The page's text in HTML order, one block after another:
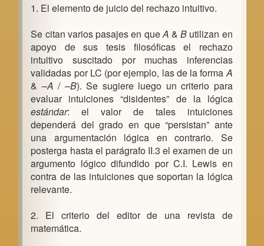
1. El elemento de juicio del rechazo intuitivo.
Se citan varios pasajes en queA &B utilizan en
apoyo de sus tesis filosóficas el rechazo
intuitivo suscitado por muchas inferencias
validadas por LC (por ejemplo, las de la formaA
& –A / –B). Se sugiere luego un criterio para
evaluar intuiciones “disidentes” de la lógica
estándar: el valor de tales intuiciones
dependerá del grado en que “persistan” ante
una argumentación lógica en contrario. Se
posterga hasta el parágrafo II.3 el examen de un
argumento lógico difundido por C.I. Lewis en
contra de las intuiciones que soportan la lógica
relevante.
2. El criterio del editor de una revista de
matemática.